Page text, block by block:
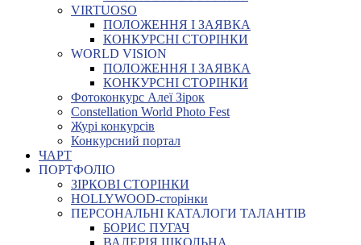
VIRTUOSO
ПОЛОЖЕННЯ І ЗАЯВКА
КОНКУРСНІ СТОРІНКИ
WORLD VISION
ПОЛОЖЕННЯ І ЗАЯВКА
КОНКУРСНІ СТОРІНКИ
Фотоконкурс Алеї Зірок
Constellation World Photo Fest
Журі конкурсів
Конкурсний портал
ЧАРТ
ПОРТФОЛІО
ЗІРКОВІ СТОРІНКИ
HOLLYWOOD-сторінки
ПЕРСОНАЛЬНІ КАТАЛОГИ ТАЛАНТІВ
БОРИС ПУГАЧ
ВАЛЕРІЯ ШКОЛЬНА